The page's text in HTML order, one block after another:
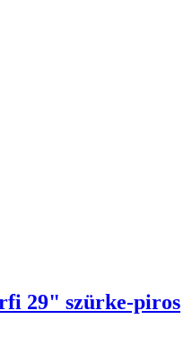
29" szürke-piros